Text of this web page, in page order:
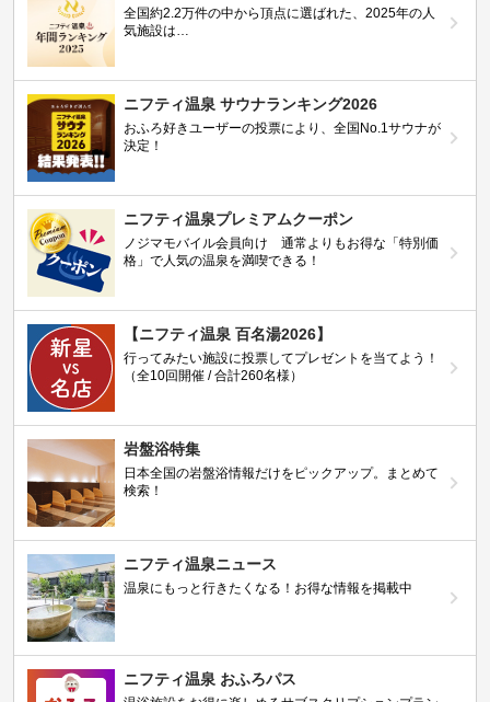
全国約2.2万件の中から頂点に選ばれた、2025年の人
気施設は…
ニフティ温泉 サウナランキング2026
おふろ好きユーザーの投票により、全国No.1サウナが
決定！
ニフティ温泉プレミアムクーポン
ノジマモバイル会員向け 通常よりもお得な「特別価
格」で人気の温泉を満喫できる！
【ニフティ温泉 百名湯2026】
行ってみたい施設に投票してプレゼントを当てよう！
（全10回開催 / 合計260名様）
岩盤浴特集
日本全国の岩盤浴情報だけをピックアップ。まとめて
検索！
ニフティ温泉ニュース
温泉にもっと行きたくなる！お得な情報を掲載中
ニフティ温泉 おふろパス